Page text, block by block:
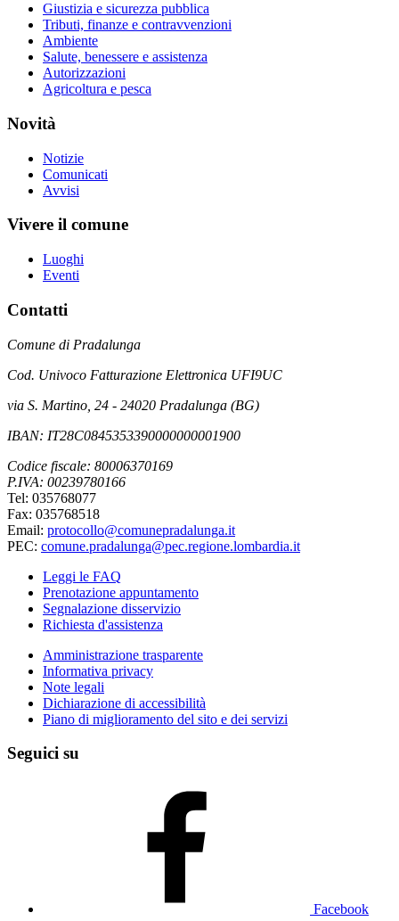
Giustizia e sicurezza pubblica
Tributi, finanze e contravvenzioni
Ambiente
Salute, benessere e assistenza
Autorizzazioni
Agricoltura e pesca
Novità
Notizie
Comunicati
Avvisi
Vivere il comune
Luoghi
Eventi
Contatti
Comune di Pradalunga
Cod. Univoco Fatturazione Elettronica UFI9UC
via S. Martino, 24 - 24020 Pradalunga (BG)
IBAN: IT28C0845353390000000001900
Codice fiscale: 80006370169
P.IVA: 00239780166
Tel: 035768077
Fax: 035768518
Email: protocollo@comunepradalunga.it
PEC: comune.pradalunga@pec.regione.lombardia.it
Leggi le FAQ
Prenotazione appuntamento
Segnalazione disservizio
Richiesta d'assistenza
Amministrazione trasparente
Informativa privacy
Note legali
Dichiarazione di accessibilità
Piano di miglioramento del sito e dei servizi
Seguici su
Facebook